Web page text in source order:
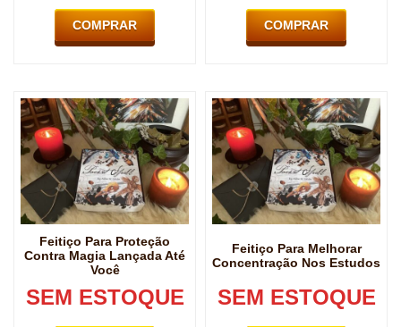
COMPRAR COMPRAR
Feitiço Para Proteção
Contra Magia Lançada Até
Você
SEM ESTOQUE
Feitiço Para Melhorar
Concentração Nos Estudos
SEM ESTOQUE